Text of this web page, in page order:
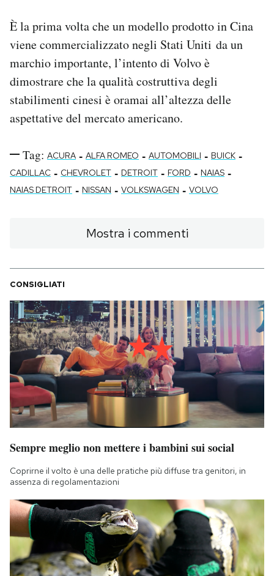
È la prima volta che un modello prodotto in Cina
viene commercializzato negli Stati Uniti da un
marchio importante, l’intento di Volvo è
dimostrare che la qualità costruttiva degli
stabilimenti cinesi è oramai all’altezza delle
aspettative del mercato americano.
Tag: ACURA - ALFA ROMEO - AUTOMOBILI - BUICK -
CADILLAC - CHEVROLET - DETROIT - FORD - NAIAS -
NAIAS DETROIT - NISSAN - VOLKSWAGEN - VOLVO
Mostra i commenti
CONSIGLIATI
Sempre meglio non mettere i bambini sui social
Coprirne il volto è una delle pratiche più diffuse tra genitori, in
assenza di regolamentazioni